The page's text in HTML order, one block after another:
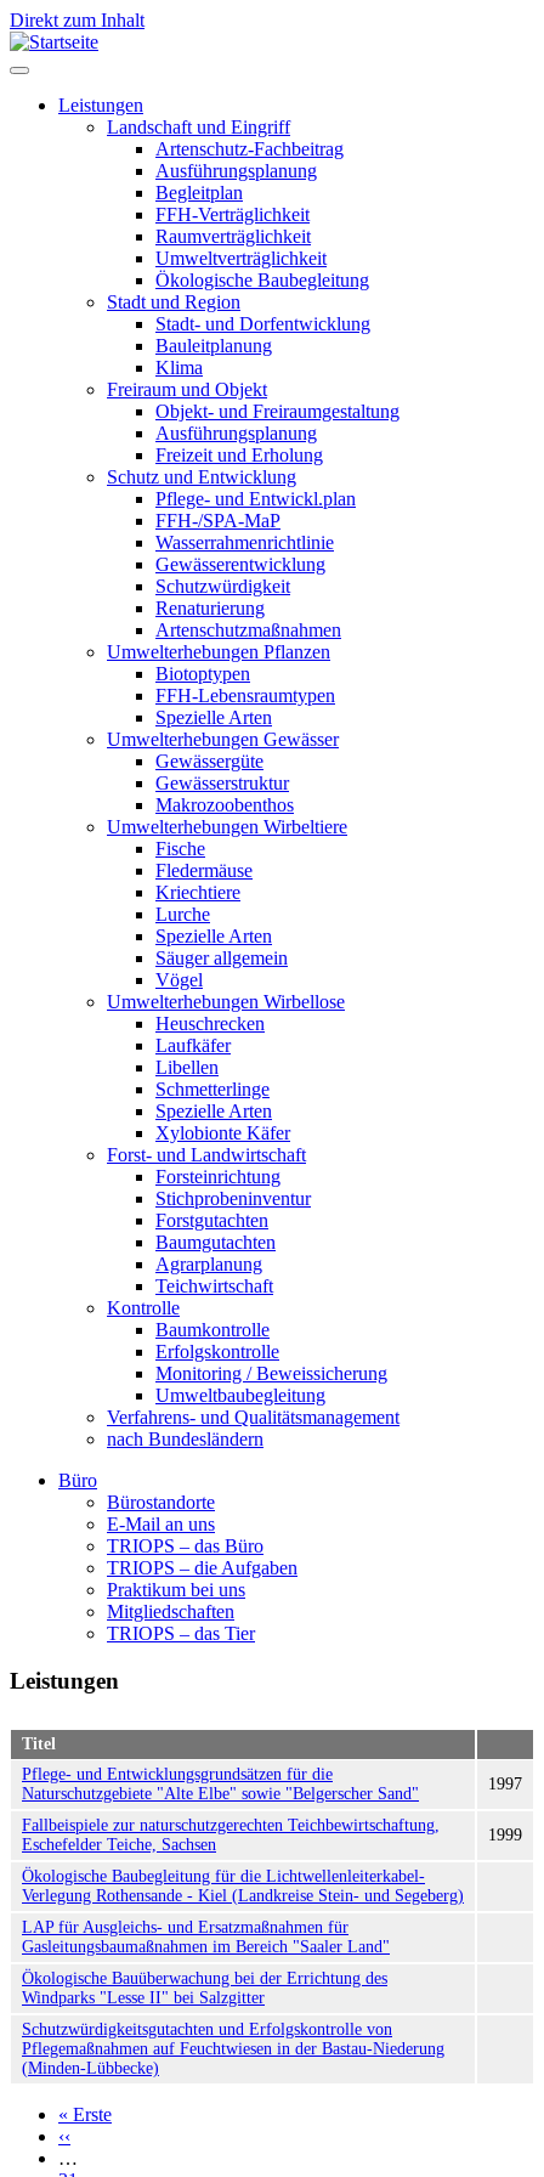
Direkt zum Inhalt
Leistungen
Leistungen
Landschaft und Eingriff
Artenschutz-Fachbeitrag
Ausführungsplanung
Begleitplan
FFH-Verträglichkeit
Raumverträglichkeit
Umweltverträglichkeit
Ökologische Baubegleitung
Stadt und Region
Stadt- und Dorfentwicklung
Bauleitplanung
Klima
Freiraum und Objekt
Objekt- und Freiraumgestaltung
Ausführungsplanung
Freizeit und Erholung
Schutz und Entwicklung
Pflege- und Entwickl.plan
FFH-/SPA-MaP
Wasserrahmenrichtlinie
Gewässerentwicklung
Schutzwürdigkeit
Renaturierung
Artenschutzmaßnahmen
Umwelterhebungen Pflanzen
Biotoptypen
FFH-Lebensraumtypen
Spezielle Arten
Umwelterhebungen Gewässer
Gewässergüte
Gewässerstruktur
Makrozoobenthos
Umwelterhebungen Wirbeltiere
Fische
Fledermäuse
Kriechtiere
Lurche
Spezielle Arten
Säuger allgemein
Vögel
Umwelterhebungen Wirbellose
Heuschrecken
Laufkäfer
Libellen
Schmetterlinge
Spezielle Arten
Xylobionte Käfer
Forst- und Landwirtschaft
Forsteinrichtung
Stichprobeninventur
Forstgutachten
Baumgutachten
Agrarplanung
Teichwirtschaft
Kontrolle
Baumkontrolle
Erfolgskontrolle
Monitoring / Beweissicherung
Umweltbaubegleitung
Verfahrens- und Qualitätsmanagement
nach Bundesländern
Büro
Bürostandorte
E-Mail an uns
TRIOPS – das Büro
TRIOPS – die Aufgaben
Praktikum bei uns
Mitgliedschaften
TRIOPS – das Tier
Leistungen
Titel
Pflege- und Entwicklungsgrundsätzen für die
Naturschutzgebiete "Alte Elbe" sowie "Belgerscher Sand"
1997
Fallbeispiele zur naturschutzgerechten Teichbewirtschaftung,
Eschefelder Teiche, Sachsen
1999
Ökologische Baubegleitung für die Lichtwellenleiterkabel-
Verlegung Rothensande - Kiel (Landkreise Stein- und Segeberg)
LAP für Ausgleichs- und Ersatzmaßnahmen für
Gasleitungsbaumaßnahmen im Bereich "Saaler Land"
Ökologische Bauüberwachung bei der Errichtung des
Windparks "Lesse II" bei Salzgitter
Schutzwürdigkeitsgutachten und Erfolgskontrolle von
Pflegemaßnahmen auf Feuchtwiesen in der Bastau-Niederung
(Minden-Lübbecke)
Seitennummerierung
« Erste
‹‹
Seite
…